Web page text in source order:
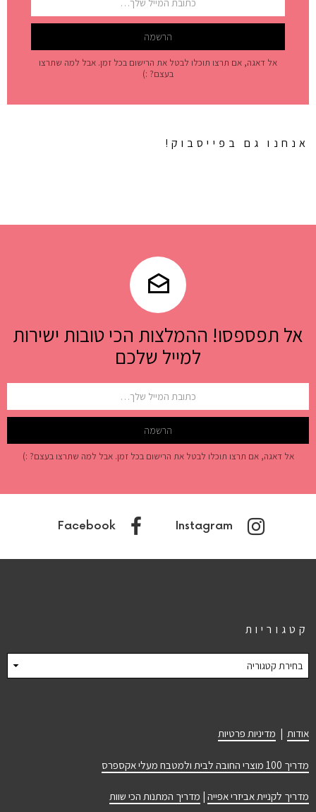
אל דאגה, אם תרצו תוכלו לבטל את הרישום בכל זמן. אבל למה שתרצו
בעצם? :)
אנחנו גם בפייסבוק!
אל תפספסו! ההמלצות הכי טובות ישירות
למייל שלכם
אל דאגה, אם תרצו תוכלו לבטל את הרישום בכל זמן. אבל למה שתרצו בעצם? :)
Instagram
Facebook
קטגוריות
קטגוריות
אודות | מדיניות פרטיות
מדריך 100 מוצרי החובה לבית ולמטבח מעלי אקספרס
מדריך לקניית אביזרי אפייה | מדריך המתנות הכי שוות